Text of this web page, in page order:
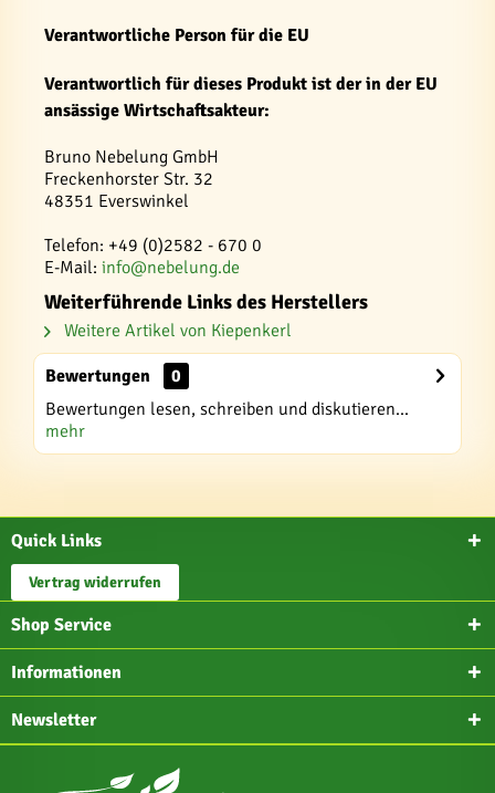
Verantwortliche Person für die EU
Verantwortlich für dieses Produkt ist der in der EU
ansässige Wirtschaftsakteur:
Bruno Nebelung GmbH
Freckenhorster Str. 32
48351 Everswinkel
Telefon: +49 (0)2582 - 670 0
E-Mail: info@nebelung.de
Weiterführende Links des Herstellers
Weitere Artikel von Kiepenkerl
Bewertungen
0
Bewertungen lesen, schreiben und diskutieren...
mehr
Quick Links
Vertrag widerrufen
Shop Service
Informationen
Newsletter